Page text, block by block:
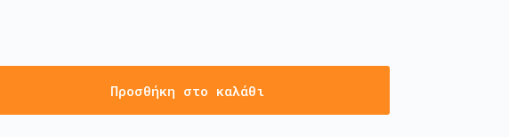
Προσθήκη στο καλάθι